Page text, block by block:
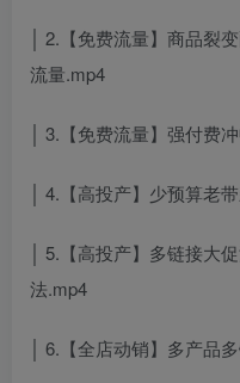
│ 2.【免费流量】商品裂
流量.mp4
│ 3.【免费流量】强付费
│ 4.【高投产】少预算老
│ 5.【高投产】多链接大
法.mp4
│ 6.【全店动销】多产品